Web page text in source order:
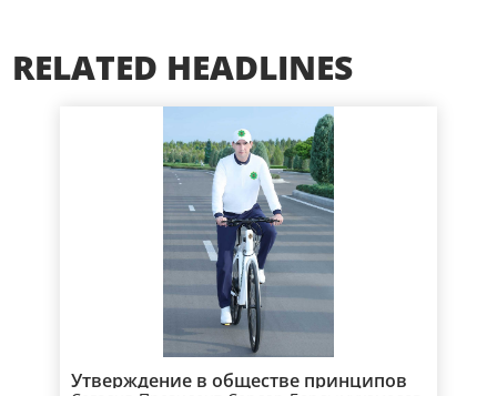
RELATED HEADLINES
Утверждение в обществе принципов